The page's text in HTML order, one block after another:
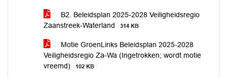
B2. Beleidsplan 2025-2028 Veiligheidsregio
Zaanstreek-Waterland
314 KB
Motie GroenLinks Beleidsplan 2025-2028
Veiligheidsregio Za-Wa (Ingetrokken; wordt motie
vreemd)
102 KB